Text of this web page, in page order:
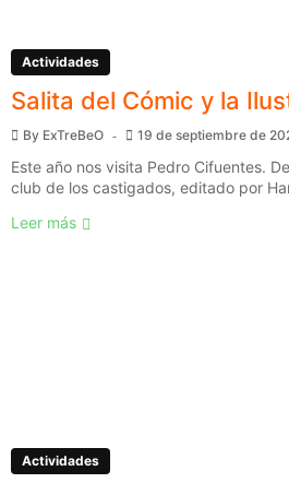
Actividades
Salita del Cómic y la
By ExTreBeO 19 de septiembre de
Este año nos visita Pedro Cifuentes.
club de los castigados, editado por
Leer más
Actividades